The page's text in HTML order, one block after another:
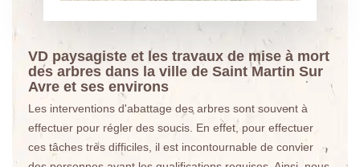
VD paysagiste et les travaux de mise à mort
des arbres dans la ville de Saint Martin Sur
Avre et ses environs
Les interventions d'abattage des arbres sont souvent à
effectuer pour régler des soucis. En effet, pour effectuer
ces tâches très difficiles, il est incontournable de convier